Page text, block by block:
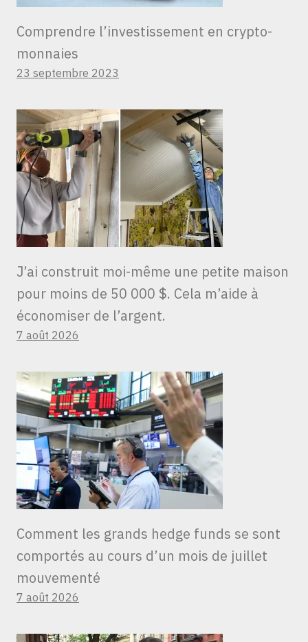
Comprendre l’investissement en crypto-
monnaies
23 septembre 2023
J’ai construit moi-même une petite maison
pour moins de 50 000 $. Cela m’aide à
économiser de l’argent.
7 août 2026
Comment les grands hedge funds se sont
comportés au cours d’un mois de juillet
mouvementé
7 août 2026